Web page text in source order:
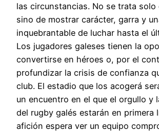
las circunstancias. No se trata solo
sino de mostrar carácter, garra y
inquebrantable de luchar hasta el
Los jugadores galeses tienen la
convertirse en héroes o, por el
profundizar la crisis de confianza
club. El estadio que los acogerá
un encuentro en el que el orgullo y
del rugby galés estarán en primera
afición espera ver un equipo